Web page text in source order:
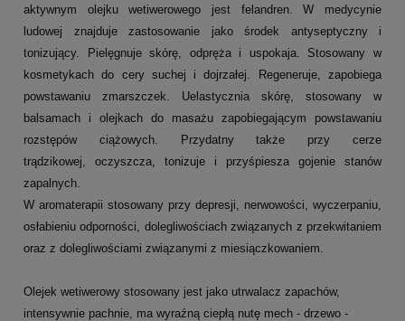
aktywnym olejku wetiwerowego jest felandren. W medycynie
ludowej znajduje zastosowanie jako środek antyseptyczny i
tonizujący. Pielęgnuje skórę, odpręża i uspokaja. Stosowany w
kosmetykach do cery suchej i dojrzałej. Regeneruje, zapobiega
powstawaniu zmarszczek. Uelastycznia skórę, stosowany w
balsamach i olejkach do masażu zapobiegającym powstawaniu
rozstępów ciążowych. Przydatny także przy cerze
trądzikowej, oczyszcza, tonizuje i przyśpiesza gojenie stanów
zapalnych.
W aromaterapii stosowany przy depresji, nerwowości, wyczerpaniu,
osłabieniu odporności, dolegliwościach związanych z przekwitaniem
oraz z dolegliwościami związanymi z miesiączkowaniem.
Olejek wetiwerowy stosowany jest jako utrwalacz zapachów,
intensywnie pachnie, ma wyraźną ciepłą nutę mech - drzewo -